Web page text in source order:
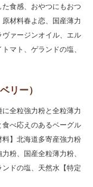
食感、おやつにもおつ
材料春よ恋、国産薄力
ァージンオイル、エル
マト、ゲランドの塩、
リー）
全粒強力粉と全粒薄力
べ応えのあるベーグル
】北海道多寄産強力粉
粉、国産全粒薄力粉、
ドの塩、天然水【特定